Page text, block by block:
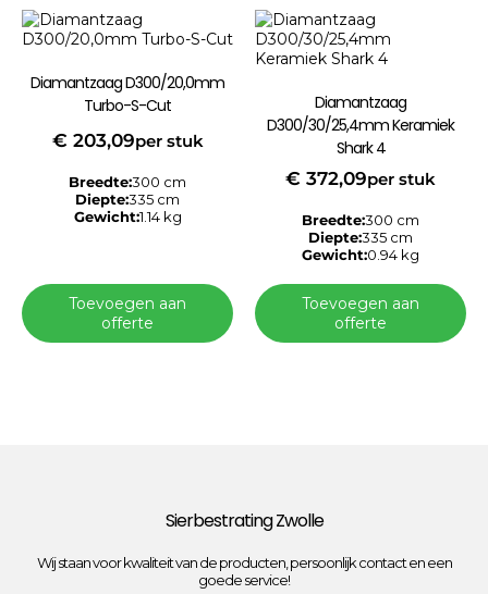
Diamantzaag D300/20,0mm
Turbo-S-Cut
€ 203,09per stuk
Breedte:300 cm
Diepte:335 cm
Gewicht:1.14 kg
Toevoegen aan
offerte
Diamantzaag
D300/30/25,4mm Keramiek
Shark 4
€ 372,09per stuk
Breedte:300 cm
Diepte:335 cm
Gewicht:0.94 kg
Toevoegen aan
offerte
Sierbestrating Zwolle
Wij staan voor kwaliteit van de producten, persoonlijk contact en een
goede service!